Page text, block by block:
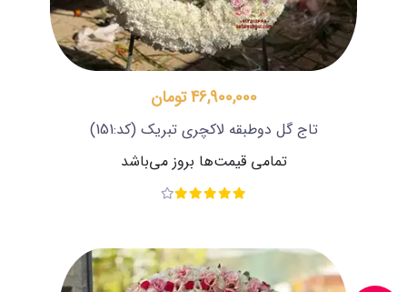
46,900,000 تومان
تاج گل دوطبقه لاکچری تبریک (کد:151)
تمامی قیمت‌ها بروز می‌باشد